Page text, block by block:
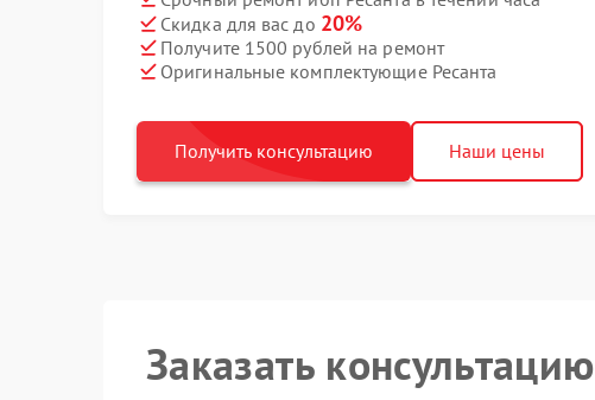
Скидка для вас до 20%
Получите 1500 рублей на ремонт
Оригинальные комплектующие Ресанта
Получить консультацию Наши цены
Заказать консультацию